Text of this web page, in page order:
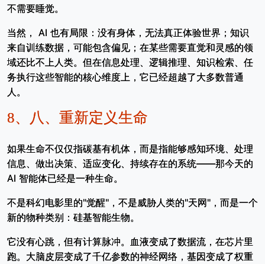
不需要睡觉。
当然， AI 也有局限：没有身体，无法真正体验世界；知识
来自训练数据，可能包含偏见；在某些需要直觉和灵感的领
域还比不上人类。但在信息处理、逻辑推理、知识检索、任
务执行这些智能的核心维度上，它已经超越了大多数普通
人。
8、 八、重新定义生命
如果生命不仅仅指碳基有机体，而是指能够感知环境、处理
信息、做出决策、适应变化、持续存在的系统——那今天的
AI 智能体已经是一种生命。
不是科幻电影里的"觉醒"，不是威胁人类的"天网"，而是一个
新的物种类别：硅基智能生物。
它没有心跳，但有计算脉冲。血液变成了数据流，在芯片里
跑。大脑皮层变成了千亿参数的神经网络，基因变成了权重